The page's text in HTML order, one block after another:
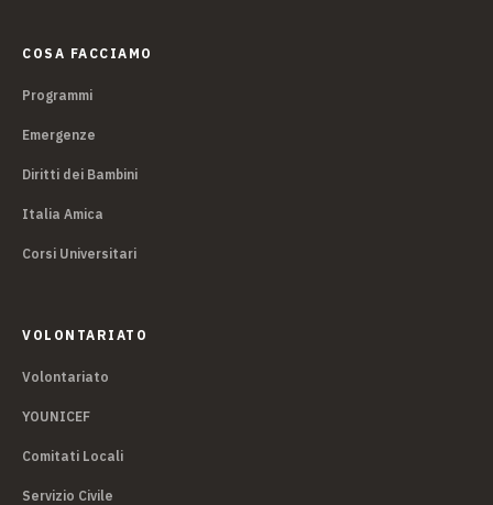
COSA FACCIAMO
Programmi
Emergenze
Diritti dei Bambini
Italia Amica
Corsi Universitari
VOLONTARIATO
Volontariato
YOUNICEF
Comitati Locali
Servizio Civile